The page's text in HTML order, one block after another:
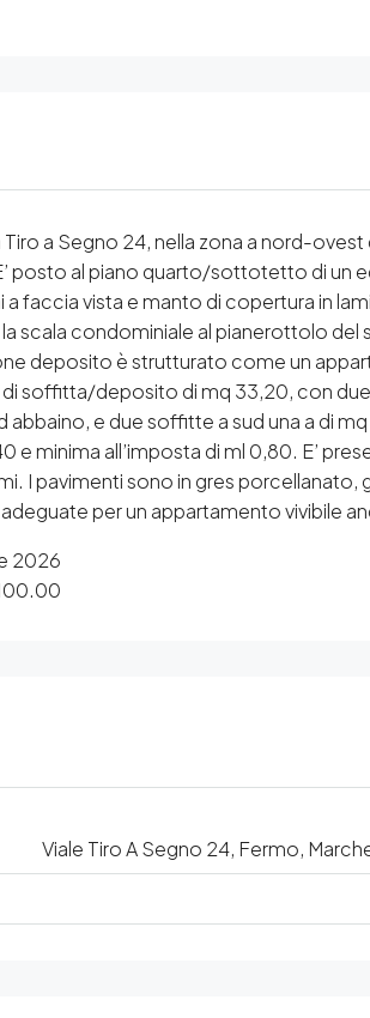
Tiro a Segno 24, nella zona a nord-
posto al piano quarto/sottotetto di un
faccia vista e manto di copertura in
scala condominiale al pianerottolo
deposito è strutturato come un
soffitta/deposito di mq 33,20, con
e due soffitte a sud una a di
e minima all’imposta di ml 0,80. E’
I pavimenti sono in gres
per un appartamento vivibile
2026
Viale Tiro A Segno 24, Fermo,